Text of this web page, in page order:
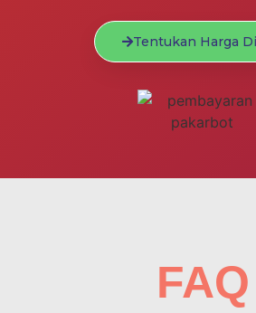
Tentukan Harga
FAQ